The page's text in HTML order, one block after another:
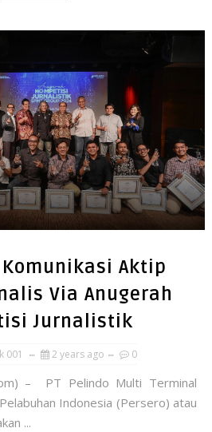
Komunikasi Aktip
Via Anugerah
Jurnalistik
001 2 years ago 0
– PT Pelindo Multi Terminal
Indonesia (Persero) atau
...